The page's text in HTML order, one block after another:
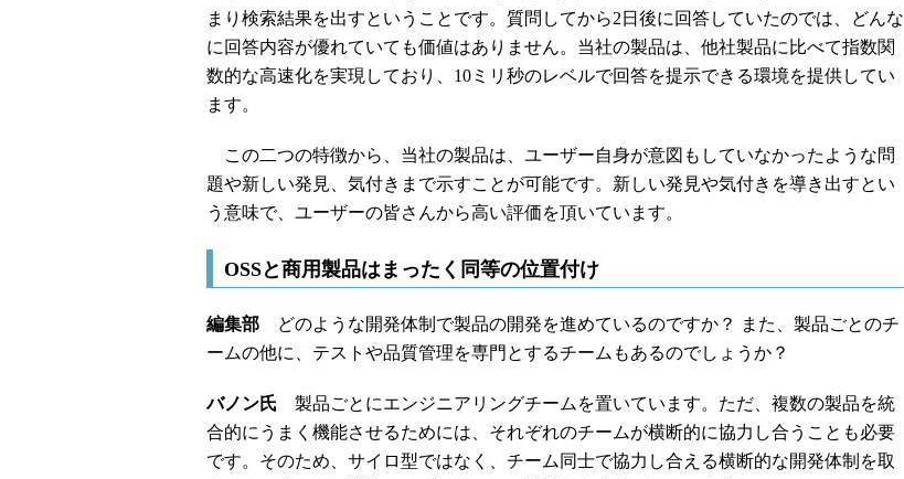
まり検索結果を出すということです。質問してから2日後に回答していたのでは、どんな
に回答内容が優れていても価値はありません。当社の製品は、他社製品に比べて指数関
数的な高速化を実現しており、10ミリ秒のレベルで回答を提示できる環境を提供してい
ます。
この二つの特徴から、当社の製品は、ユーザー自身が意図もしていなかったような問
題や新しい発見、気付きまで示すことが可能です。新しい発見や気付きを導き出すとい
う意味で、ユーザーの皆さんから高い評価を頂いています。
OSSと商用製品はまったく同等の位置付け
編集部 どのような開発体制で製品の開発を進めているのですか？ また、製品ごとのチ
ームの他に、テストや品質管理を専門とするチームもあるのでしょうか？
バノン氏 製品ごとにエンジニアリングチームを置いています。ただ、複数の製品を統
合的にうまく機能させるためには、それぞれのチームが横断的に協力し合うことも必要
です。そのため、サイロ型ではなく、チーム同士で協力し合える横断的な開発体制を取